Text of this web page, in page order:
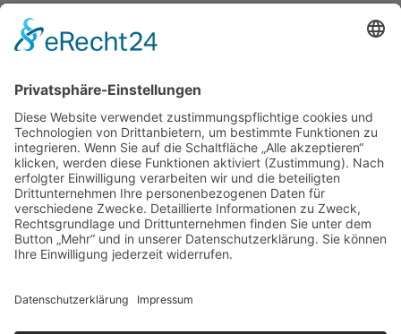
Implantate können zwar keine Karies bekommen,
Zahnfleischentzündungen schrecken aber auch vor ihnen
erkennen und – wenn nötig – Gegenmaßnahmen
einzuleiten.
So wie auch ein hochwertiges Auto regelmäßig gewartet
werden muss, werden Ihre Implantate bei uns langfristig
professionell gepflegt und betreut.
Thomas-Müntzer-Straße 40, 36404 Vacha, Tel. 036962 -